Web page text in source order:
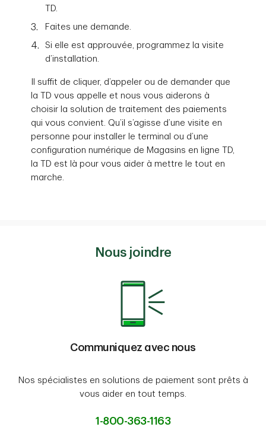
TD.
Faites une demande.
Si elle est approuvée, programmez la visite
d’installation.
Il suffit de cliquer, d’appeler ou de demander que
la TD vous appelle et nous vous aiderons à
choisir la solution de traitement des paiements
qui vous convient. Qu’il s’agisse d’une visite en
personne pour installer le terminal ou d’une
configuration numérique de Magasins en ligne TD,
la TD est là pour vous aider à mettre le tout en
marche.
Nous joindre
Communiquez avec nous
Nos spécialistes en solutions de paiement sont prêts à
vous aider en tout temps.
1-800-363-1163